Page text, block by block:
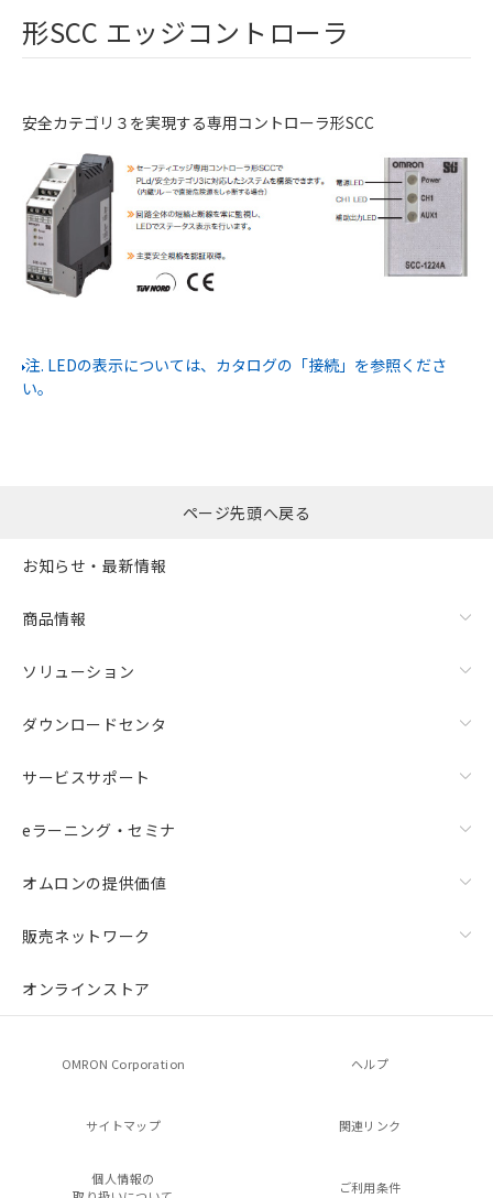
形SCC エッジコントローラ
安全カテゴリ３を実現する専用コントローラ形SCC
注. LEDの表示については、カタログの「接続」を参照くださ
い。
ページ先頭へ戻る
お知らせ・最新情報
商品情報
ソリューション
ダウンロードセンタ
サービスサポート
eラーニング・セミナ
オムロンの提供価値
販売ネットワーク
オンラインストア
OMRON Corporation ヘルプ
サイトマップ 関連リンク
個人情報の
ご利用条件